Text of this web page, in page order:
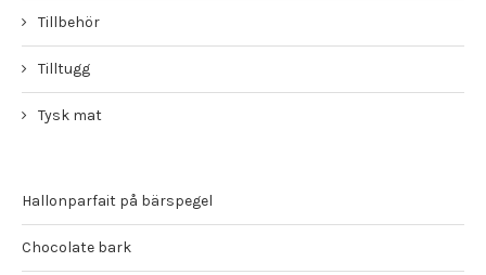
Tillbehör
Tilltugg
Tysk mat
Hallonparfait på bärspegel
Chocolate bark